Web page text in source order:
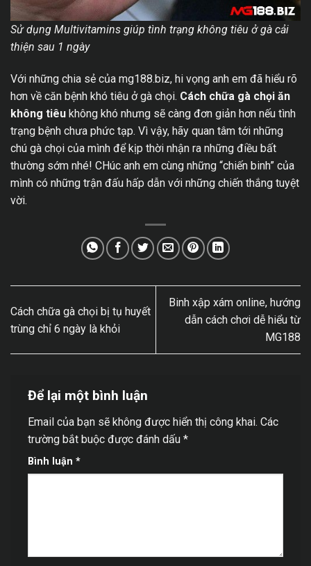
Sử dụng Multivitamins giúp tình trạng không tiêu ở gà cải
thiện sau 1 ngày
Với những chia sẻ của mg188.biz, hi vọng anh em đã hiểu rõ
hơn về căn bệnh khó tiêu ở gà chọi. Cách chữa gà chọi ăn
không tiêu không khó nhưng sẽ càng đơn giản hơn nếu tình
trạng bệnh chưa phức tạp. Vì vậy, hãy quan tâm tới những
chú gà chọi của mình để kịp thời nhận ra những điều bất
thường sớm nhé! CHúc anh em cùng những “chiến binh” của
mình có những trận đấu hấp dẫn với những chiến thắng tuyệt
vời.
Cách chữa gà chọi bị tụ huyết
trùng chỉ 6 ngày là khỏi
Binh xập xám online, hướng
dẫn cách chơi dễ hiểu từ
MG188
Để lại một bình luận
Email của bạn sẽ không được hiển thị công khai. Các
trường bắt buộc được đánh dấu *
Bình luận *